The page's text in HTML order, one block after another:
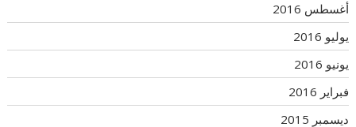
أغسطس 2016
يوليو 2016
يونيو 2016
فبراير 2016
ديسمبر 2015